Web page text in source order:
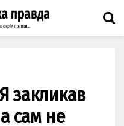
закликав
сам не